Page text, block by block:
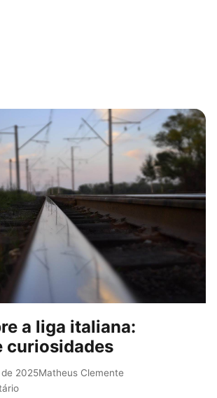
a liga italiana:
curiosidades
2025Matheus Clemente